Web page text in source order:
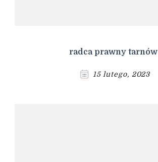
radca prawny tarnów
15 lutego, 2023